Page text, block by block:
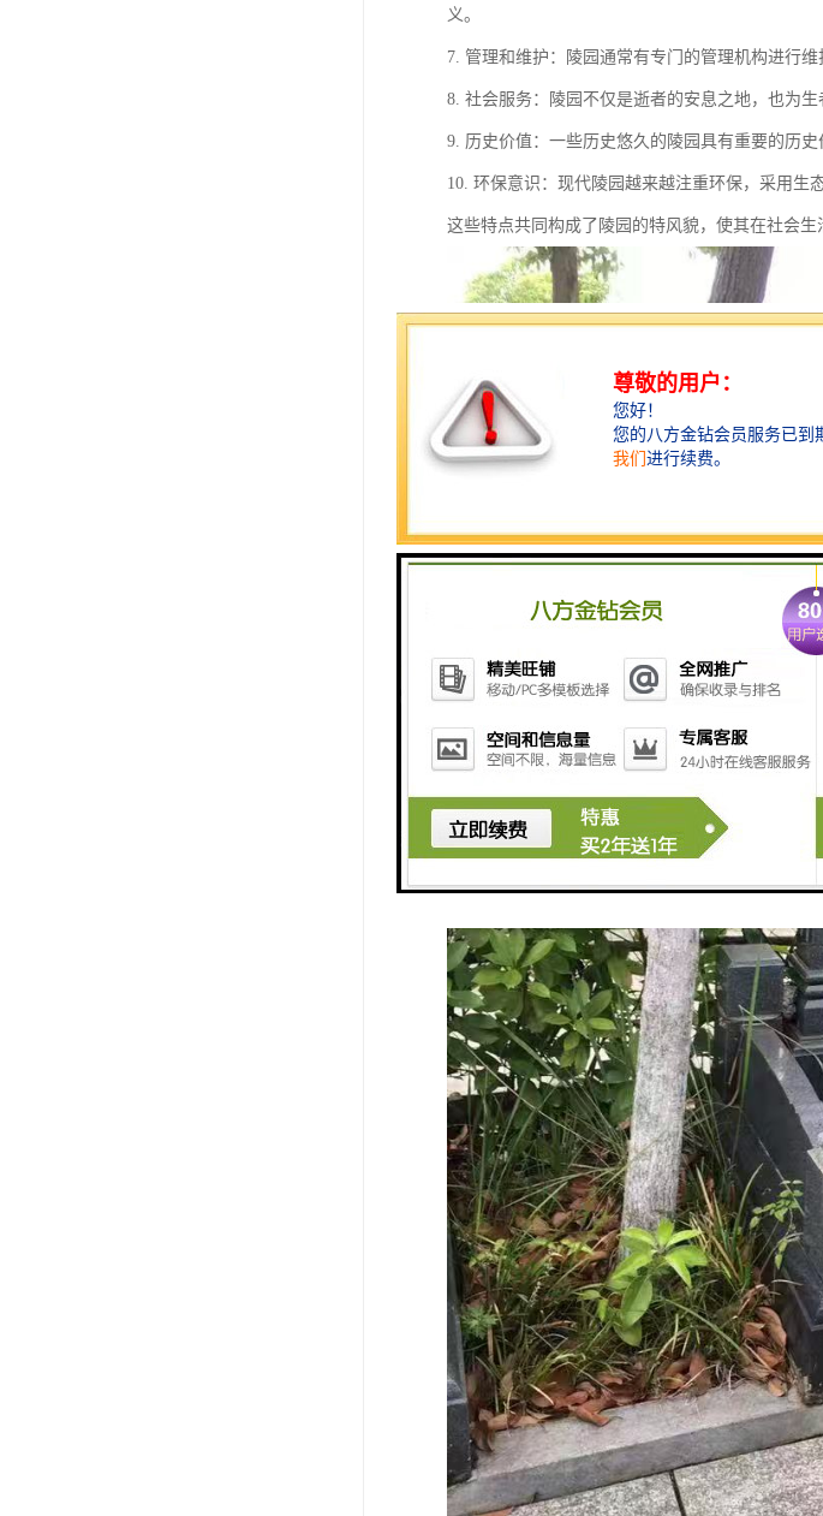
义。
7. 管理和维护：陵园通常有专门的管理机构进行
8. 社会服务：陵园不仅是逝者的安息之地，也为
9. 历史价值：一些历史悠久的陵园具有重要的历
10. 环保意识：现代陵园越来越注重环保，采用生
这些特点共同构成了陵园的特风貌，使其在社会生